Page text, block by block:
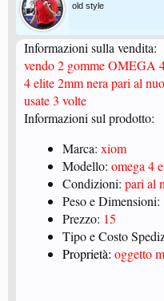
old style
Informazioni sulla vendita:
vendo 2 gomme OMEGA
4 elite 2mm nera pari al
usate 3 volte
Informazioni sul prodotto:
Marca: xiom
Modello: omega 4
Condizioni: pari al
Peso e Dimensioni:
Prezzo: 15
Tipo e Costo
Proprietà: oggetto